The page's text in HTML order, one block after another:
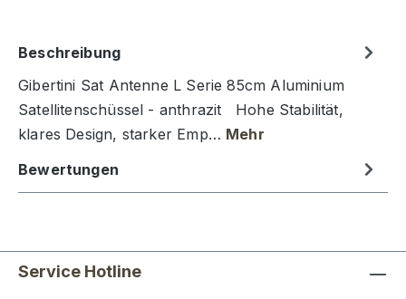
Beschreibung
Gibertini Sat Antenne L Serie 85cm Aluminium
Satellitenschüssel - anthrazit Hohe Stabilität,
klares Design, starker Emp… Mehr
Bewertungen
Service Hotline